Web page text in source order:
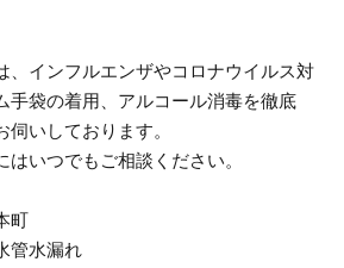
、インフルエンザやコロナウイルス対
手袋の着用、アルコール消毒を徹底
伺いしております。
いつでもご相談ください。
町
管水漏れ